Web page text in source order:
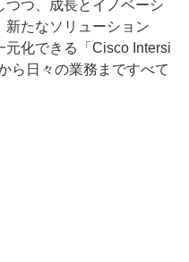
つ、成長とイノベーシ
新たなソリューション
化できる「Cisco Intersi
ら日々の業務まですべて